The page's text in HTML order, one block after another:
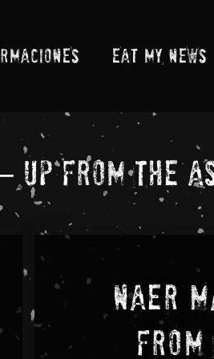
EAT MY NEWS
From The
Naer
From